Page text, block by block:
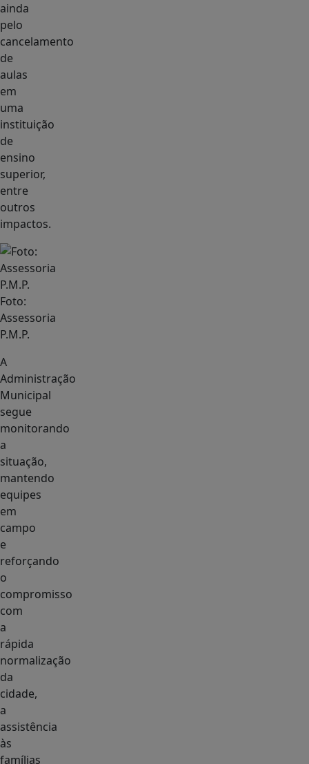
ainda
pelo
cancelamento
de
aulas
em
uma
instituição
de
ensino
superior,
entre
outros
impactos.
Foto:
Assessoria
P.M.P.
A
Administração
Municipal
segue
monitorando
a
situação,
mantendo
equipes
em
campo
e
reforçando
o
compromisso
com
a
rápida
normalização
da
cidade,
a
assistência
às
famílias